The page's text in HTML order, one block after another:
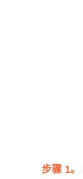
步骤 1。